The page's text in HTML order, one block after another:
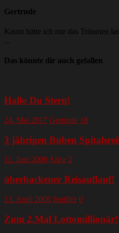
Gertrude
Kaum hätte ich mir das Träumen
Das könnte dir auch gefallen
Hallo Du Stern!
24. Mai 2017 Gertrude 18
3 jährigen Buben
11. Juni 2008Alice 2
überbackener Reisauflauf!
13. April 2008 Jeniffer 0
Zum 2.Mal Lottomillionär!